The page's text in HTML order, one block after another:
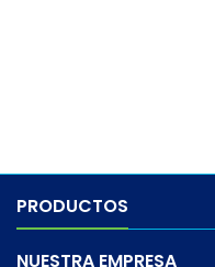
PRODUCTOS
NUESTRA EMPRESA